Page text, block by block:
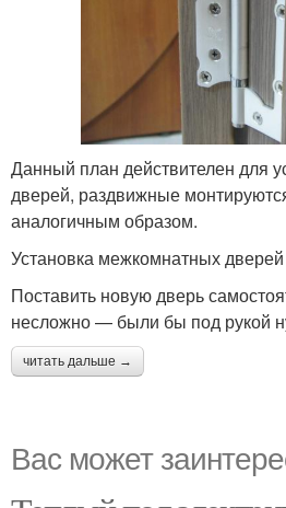
Данный план действителен для
дверей, раздвижные
аналогичным образом.
Установка межкомнатных
Поставить новую дверь
несложно — были бы под рукой
читать дальше →
Вас может